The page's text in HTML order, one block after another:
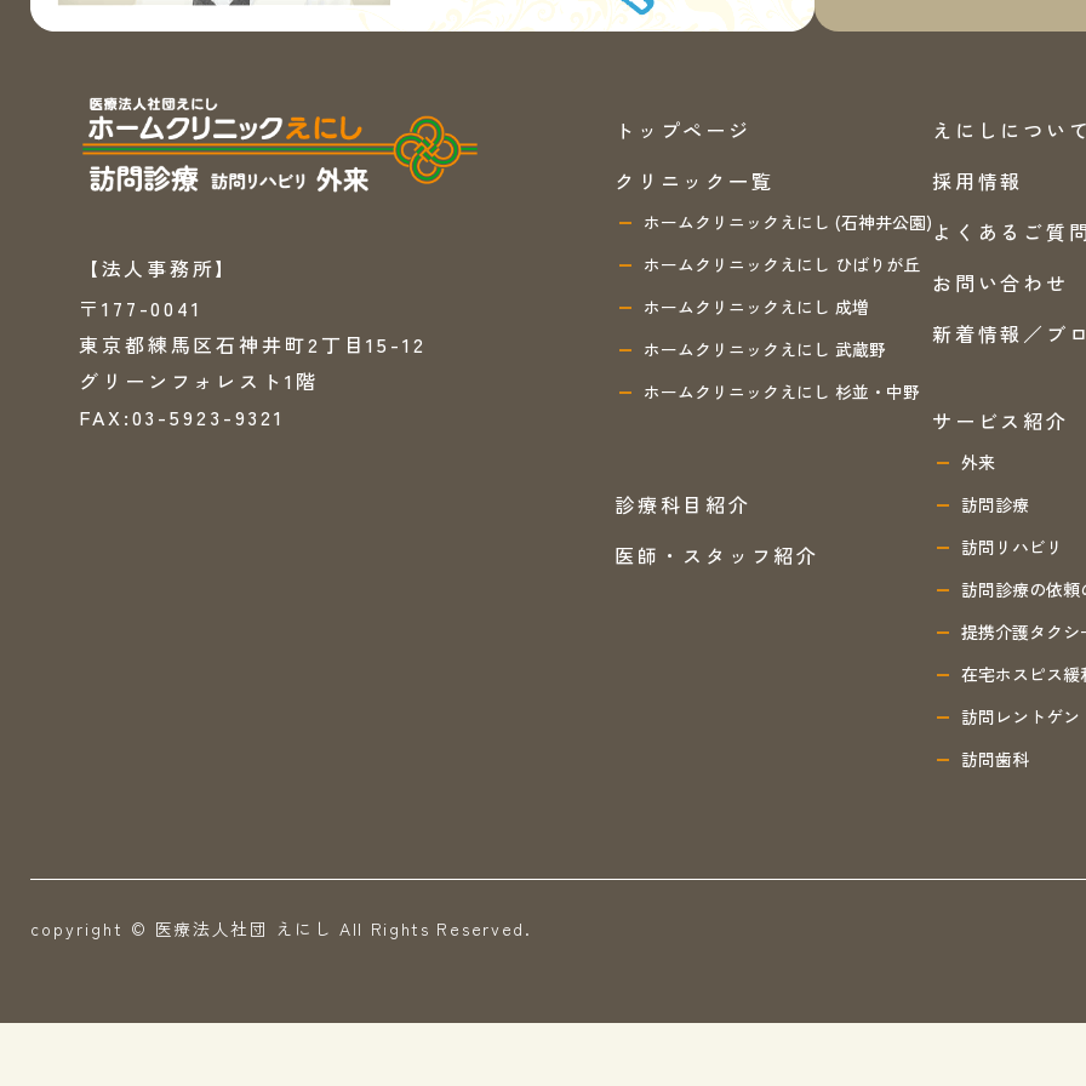
【法人事務所】
〒177-0041
東京都練馬区石神井町2丁目15-12
グリーンフォレスト1階
FAX:03-5923-9321
トップページ
クリニック一覧
ホームクリニックえにし (石神井公園)
ホームクリニックえにし ひばりが丘
ホームクリニックえにし 成増
ホームクリニックえにし 武蔵野
ホームクリニックえにし 杉並・中野
診療科目紹介
医師・スタッフ紹介
えにしについて
採用情報
よくあるご質問
お問い合わせ
新着情報／ブ
サービス紹介
外来
訪問診療
訪問リハビリ
訪問診療の依頼
提携介護タクシ
在宅ホスピス緩
訪問レントゲン
訪問歯科
copyright © 医療法人社団 えにし All Rights Reserved.